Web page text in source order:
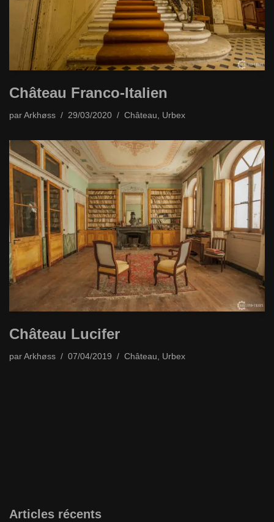
Château Franco-Italien
par Arkhøss 29/03/2020 Château, Urbex
Château Lucifer
par Arkhøss 07/04/2019 Château, Urbex
Articles récents